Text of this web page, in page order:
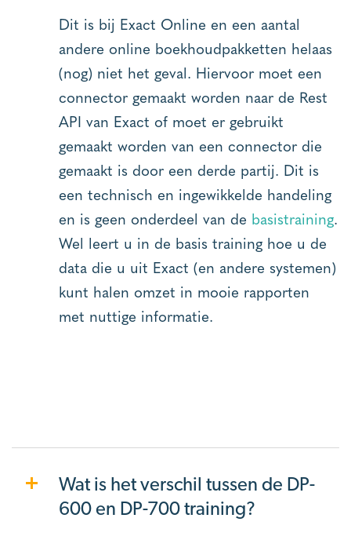
Dit is bij Exact Online en een aantal
andere online boekhoudpakketten helaas
(nog) niet het geval. Hiervoor moet een
connector gemaakt worden naar de Rest
API van Exact of moet er gebruikt
gemaakt worden van een connector die
gemaakt is door een derde partij. Dit is
een technisch en ingewikkelde handeling
en is geen onderdeel van de basistraining.
Wel leert u in de basis training hoe u de
data die u uit Exact (en andere systemen)
kunt halen omzet in mooie rapporten
met nuttige informatie.
Wat is het verschil tussen de DP-
600 en DP-700 training?